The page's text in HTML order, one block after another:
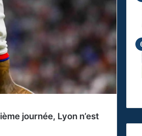
journée, Lyon n’est